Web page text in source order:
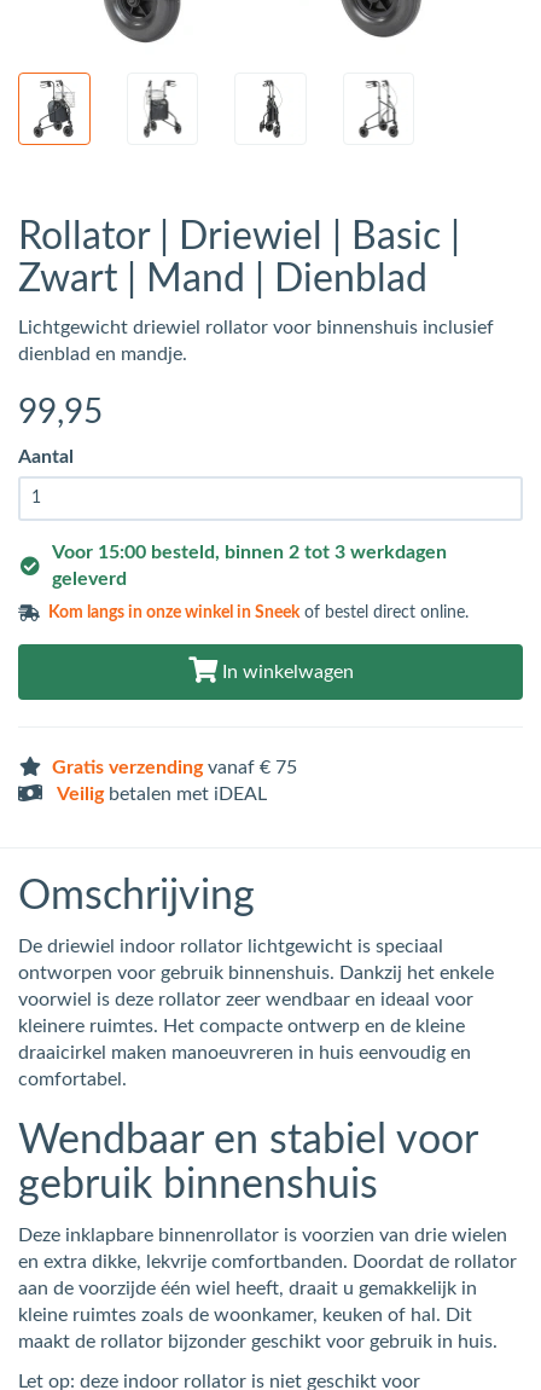
Rollator | Driewiel | Basic |
Zwart | Mand | Dienblad
Lichtgewicht driewiel rollator voor binnenshuis inclusief
dienblad en mandje.
99,95
Aantal
Voor 15:00 besteld, binnen 2 tot 3 werkdagen
geleverd
Kom langs inonze winkel in Sneek of bestel direct online.
In winkelwagen
Gratis verzendingvanaf € 75
Veiligbetalen met iDEAL
Omschrijving
De driewiel indoor rollator lichtgewicht is speciaal
ontworpen voor gebruik binnenshuis. Dankzij het enkele
voorwiel is deze rollator zeer wendbaar en ideaal voor
kleinere ruimtes. Het compacte ontwerp en de kleine
draaicirkel maken manoeuvreren in huis eenvoudig en
comfortabel.
Wendbaar en stabiel voor
gebruik binnenshuis
Deze inklapbare binnenrollator is voorzien van drie wielen
en extra dikke, lekvrije comfortbanden. Doordat de rollator
aan de voorzijde één wiel heeft, draait u gemakkelijk in
kleine ruimtes zoals de woonkamer, keuken of hal. Dit
maakt de rollator bijzonder geschikt voor gebruik in huis.
Let op: deze indoor rollator is niet geschikt voor